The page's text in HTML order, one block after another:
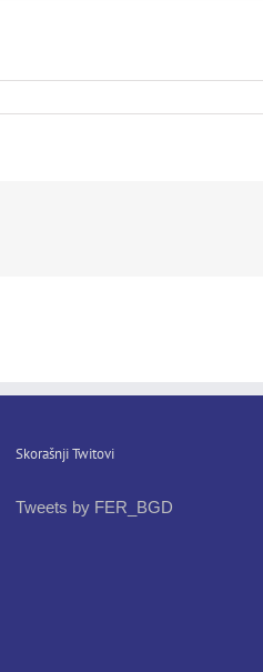
Skorašnji Twitovi
Tweets by FER_BGD